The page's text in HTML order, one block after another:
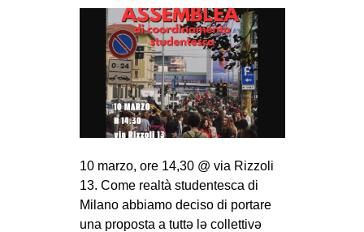
CINEMA
MANIFESTI
MUSICA
RECENSIONI
INTERNAZIONALE
AFRICA
AMERICHE
ESTREMO ORIENTE
10 marzo, ore 14,30 @ via Rizzoli
13. Come realtà studentesca di
Milano abbiamo deciso di portare
una proposta a tuttə lə collettivə